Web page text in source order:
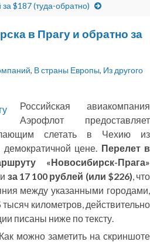
$187 (туда-обратно)
в Прагу и обратно за
, В страны Европы, Из другого
Российская авиакомпания
Аэрофлот предоставляет
слетать в Чехию из
цене. Перелет в
«Новосибирск-Прага»
за 17 100 рублей (или $226), что
между указанными городами,
километров, действительно
писаны ниже по тексту.
Как можно заметить на скриншоте